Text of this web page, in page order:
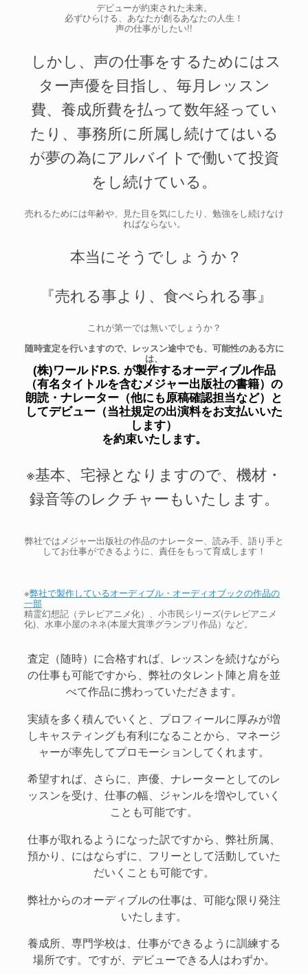
デビューが約束された未来。
必ずひらける、あなたが創るあなたの人生！
声の仕事がしたい!!
しかし、声の仕事をするためにはス
ター声優を目指し、毎月レッスン
費、養成所費を払って数年経ってい
たり、事務所に所属し続けてはいる
が夢の為にアルバイトで働いて投資
をし続けている。
売れるためには年齢や、見た目を気にしたり、勉強をし続けなけ
ればならない。
本当にそうでしょうか？
『売れる事より、食べられる事』
これが第一では無いでしょうか？
随時査定を行いますので、レッスン途中でも、可能性のある方に
は、
(株)ワールドP.S. が製作するオーディブル作品
（有名タイトルを含むメジャー出版社の書籍）の
朗読・ナレーター（他にも原稿確認担当など）と
してデビュー（当社規定の出演料をお支払いいた
します）
を約束いたします。
※基本、宅禄となりますので、機材・
録音等のレクチャーもいたします。
弊社ではメジャー出版社の作品のナレーター、読み手、語り手と
してお仕事ができるように、責任をもって育成します！
※弊社で製作しているオーディブル・オーディオブックの作品の
一部
精霊幻想記（テレビアニメ化）、小市民シリーズ(テレビアニメ
化)、水車小屋のネネ(本屋大賞準グランプリ作品）など。
査定（随時）に合格すれば、レッスンを続けながら
の仕事も可能ですから、弊社のタレント陣と肩を並
べて作品に携わっていただきます。
実績を多く積んでいくと、プロフィールに厚みが増
しキャスティングも有利になることから、マネージ
ャーが率先してプロモーションしてくれます。
希望すれば、さらに、声優、ナレーターとしてのレ
ッスンを受け、仕事の幅、ジャンルを増やしていく
ことも可能です。
仕事が取れるようになった訳ですから、弊社所属、
預かり、にはならずに、フリーとして活動していた
だいくことも可能です。
弊社からのオーディブルの仕事は、可能な限り発注
いたします。
養成所、専門学校は、仕事ができるように訓練する
場所です。ですが、デビューできる人はわずか。